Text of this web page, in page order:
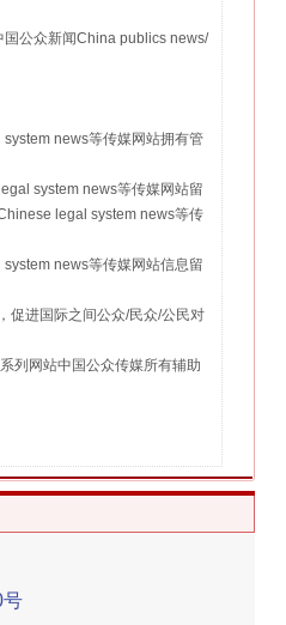
国公众新闻China publics news/
news等传媒网站拥有管
system news等传媒网站留
legal system news等传
news等传媒网站信息留
促进国际之间公众/民众/公民对
列网站中国公众传媒所有辅助
号